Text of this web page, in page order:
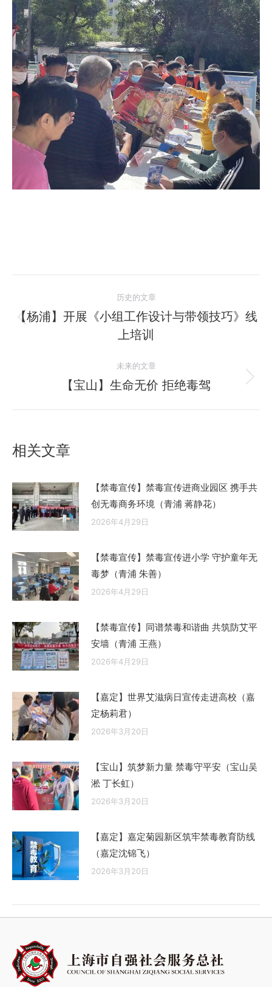
章
历史的文章
历
史
章：
【杨浦】开展《小组工作设计与带领技巧》线
上培训
未来的文章
未
【宝山】生命无价 拒绝毒驾
相关文章
【禁毒宣传】禁毒宣传进商业园区 携手共
创无毒商务环境（青浦 蒋静花）
2026年4月29日
【禁毒宣传】禁毒宣传进小学 守护童年无
毒梦（青浦 朱善）
2026年4月29日
【禁毒宣传】同谱禁毒和谐曲 共筑防艾平
安墙（青浦 王燕）
2026年4月29日
【嘉定】世界艾滋病日宣传走进高校（嘉
定杨莉君）
2026年3月20日
【宝山】筑梦新力量 禁毒守平安（宝山吴
淞 丁长虹）
2026年3月20日
【嘉定】嘉定菊园新区筑牢禁毒教育防线
（嘉定沈锦飞）
2026年3月20日